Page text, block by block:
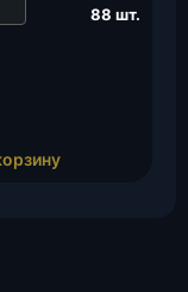
88 шт.